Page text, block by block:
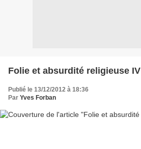
Folie et absurdité religieuse IV
Publié le 13/12/2012 à 18:36
Par Yves Forban